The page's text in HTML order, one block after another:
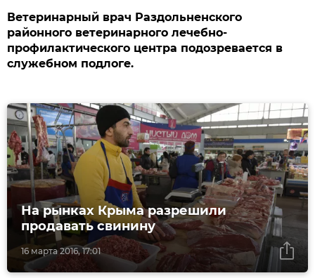
Ветеринарный врач Раздольненского
районного ветеринарного лечебно-
профилактического центра подозревается в
служебном подлоге.
16 марта 2016, 17:01
На рынках Крыма разрешили
продавать свинину